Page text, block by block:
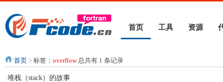
首页 工具 资源
首页 > 标签： overflow总共有 1 条记录
·堆栈（stack）的故事